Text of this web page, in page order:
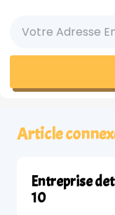
Article
Entreprise
10